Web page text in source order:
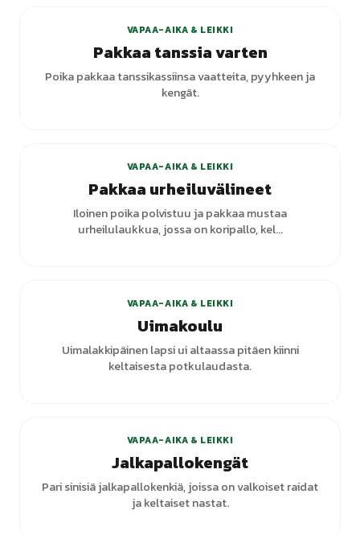
VAPAA-AIKA & LEIKKI
Pakkaa tanssia varten
Poika pakkaa tanssikassiinsa vaatteita, pyyhkeen ja
kengät.
VAPAA-AIKA & LEIKKI
Pakkaa urheiluvälineet
Iloinen poika polvistuu ja pakkaa mustaa
urheilulaukkua, jossa on koripallo, kel...
VAPAA-AIKA & LEIKKI
Uimakoulu
Uimalakkipäinen lapsi ui altaassa pitäen kiinni
keltaisesta potkulaudasta.
VAPAA-AIKA & LEIKKI
Jalkapallokengät
Pari sinisiä jalkapallokenkiä, joissa on valkoiset raidat
ja keltaiset nastat.